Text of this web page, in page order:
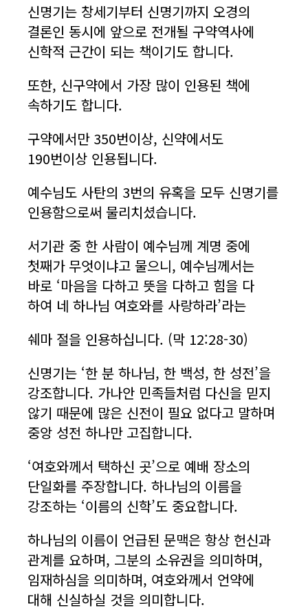
신명기는 창세기부터 신명기까지 오경의
결론인 동시에 앞으로 전개될 구약역사에
신학적 근간이 되는 책이기도 합니다.
또한, 신구약에서 가장 많이 인용된 책에
속하기도 합니다.
구약에서만 350번이상, 신약에서도
190번이상 인용됩니다.
예수님도 사탄의 3번의 유혹을 모두 신명기를
인용함으로써 물리치셨습니다.
서기관 중 한 사람이 예수님께 계명 중에
첫째가 무엇이냐고 물으니, 예수님께서는
바로 ‘마음을 다하고 뜻을 다하고 힘을 다
하여 네 하나님 여호와를 사랑하라’라는
쉐마 절을 인용하십니다. (막 12:28-30)
신명기는 ‘한 분 하나님, 한 백성, 한 성전’을
강조합니다. 가나안 민족들처럼 다신을 믿지
않기 때문에 많은 신전이 필요 없다고 말하며
중앙 성전 하나만 고집합니다.
‘여호와께서 택하신 곳’으로 예배 장소의
단일화를 주장합니다. 하나님의 이름을
강조하는 ‘이름의 신학’도 중요합니다.
하나님의 이름이 언급된 문맥은 항상 헌신과
관계를 요하며, 그분의 소유권을 의미하며,
임재하심을 의미하며, 여호와께서 언약에
대해 신실하실 것을 의미합니다.